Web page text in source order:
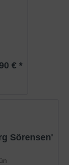
€ *
Sörensen'